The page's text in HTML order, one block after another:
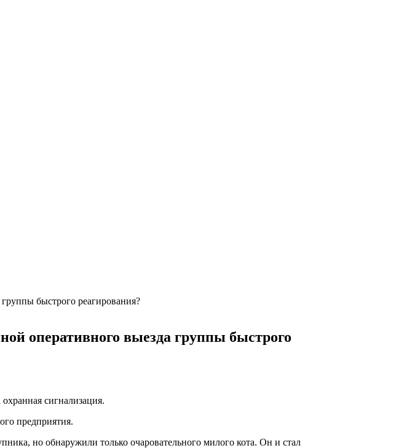
быстрого реагирования?
оперативного выезда группы быстрого
сигнализация.
предприятия.
но обнаружили только очаровательного милого кота. Он и стал